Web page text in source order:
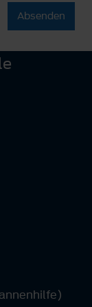
Absenden